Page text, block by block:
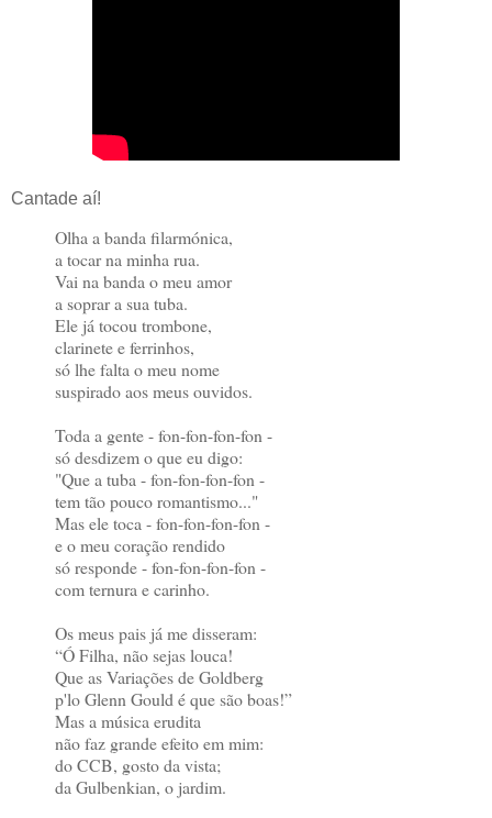
Cantade aí!
Olha a banda filarmónica,
a tocar na minha rua.
Vai na banda o meu amor
a soprar a sua tuba.
Ele já tocou trombone,
clarinete e ferrinhos,
só lhe falta o meu nome
suspirado aos meus ouvidos.
Toda a gente - fon-fon-fon-fon -
só desdizem o que eu digo:
"Que a tuba - fon-fon-fon-fon -
tem tão pouco romantismo..."
Mas ele toca - fon-fon-fon-fon -
e o meu coração rendido
só responde - fon-fon-fon-fon -
com ternura e carinho.
Os meus pais já me disseram:
“Ó Filha, não sejas louca!
Que as Variações de Goldberg
p'lo Glenn Gould é que são boas!”
Mas a música erudita
não faz grande efeito em mim:
do CCB, gosto da vista;
da Gulbenkian, o jardim.